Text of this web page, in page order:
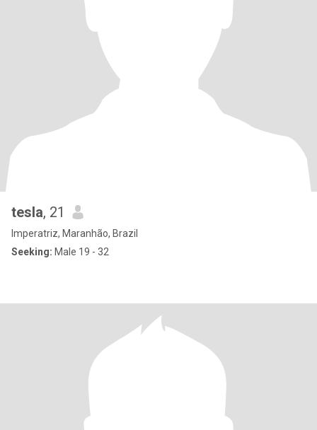
tesla, 21
Imperatriz, Maranhão, Brazil
Seeking: Male 19 - 32